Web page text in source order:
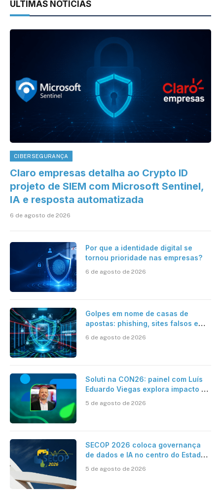
ÚLTIMAS NOTÍCIAS
CIBERSEGURANÇA
Claro empresas detalha ao Crypto ID
projeto de SIEM com Microsoft Sentinel,
IA e resposta automatizada
6 de agosto de 2026
Por que a identidade digital se
tornou prioridade nas empresas?
6 de agosto de 2026
Golpes em nome de casas de
apostas: phishing, sites falsos e
6 de agosto de 2026
Soluti na CON26: painel com Luís
Eduardo Viegas explora impacto de
Contabilidade
5 de agosto de 2026
SECOP 2026 coloca governança
de dados e IA no centro do Estado
5 de agosto de 2026